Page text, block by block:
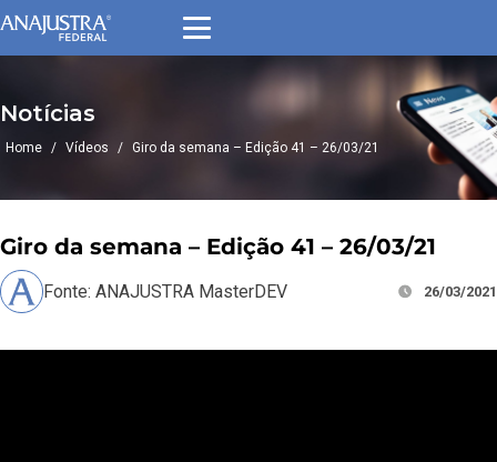
Notícias
Home / Vídeos / Giro da semana – Edição 41 – 26/03/21
Giro da semana – Edição 41 – 26/03/21
Fonte: ANAJUSTRA MasterDEV 26/03/2021